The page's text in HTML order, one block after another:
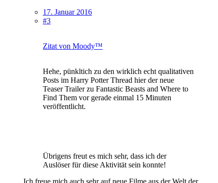
17. Januar 2016
#3
Zitat von Moody™
Hehe, pünkltich zu den wirklich echt qualitativen
Posts im Harry Potter Thread hier der neue
Teaser Trailer zu Fantastic Beasts and Where to
Find Them vor gerade einmal 15 Minuten
veröffentlicht.
Übrigens freut es mich sehr, dass ich der
Auslöser für diese Aktivität sein konnte!
Ich freue mich auch sehr auf neue Filme aus der Welt der